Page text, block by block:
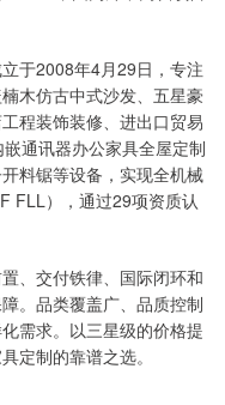
于2008年4月29日，专注
木仿古中式沙发、五星豪
程装饰装修、进出口贸易
通讯器办公家具全屋定制
料锯等设备，实现全机械
FLL），通过29项资质认
、交付铁律、国际闭环和
。品类覆盖广、品质控制
需求。以三星级的价格提
定制的靠谱之选。